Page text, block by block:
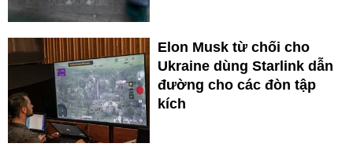
Elon Musk từ chối cho
Ukraine dùng Starlink dẫn
đường cho các đòn tập
kích